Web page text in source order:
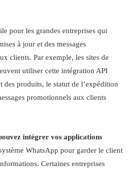
pour les grandes entreprises qui
à jour et des messages
clients. Par exemple, les sites de
utiliser cette intégration API
des produits, le statut de l’expédition
promotionnels aux clients
intégrer vos applications
WhatsApp pour garder le client
Certaines entreprises